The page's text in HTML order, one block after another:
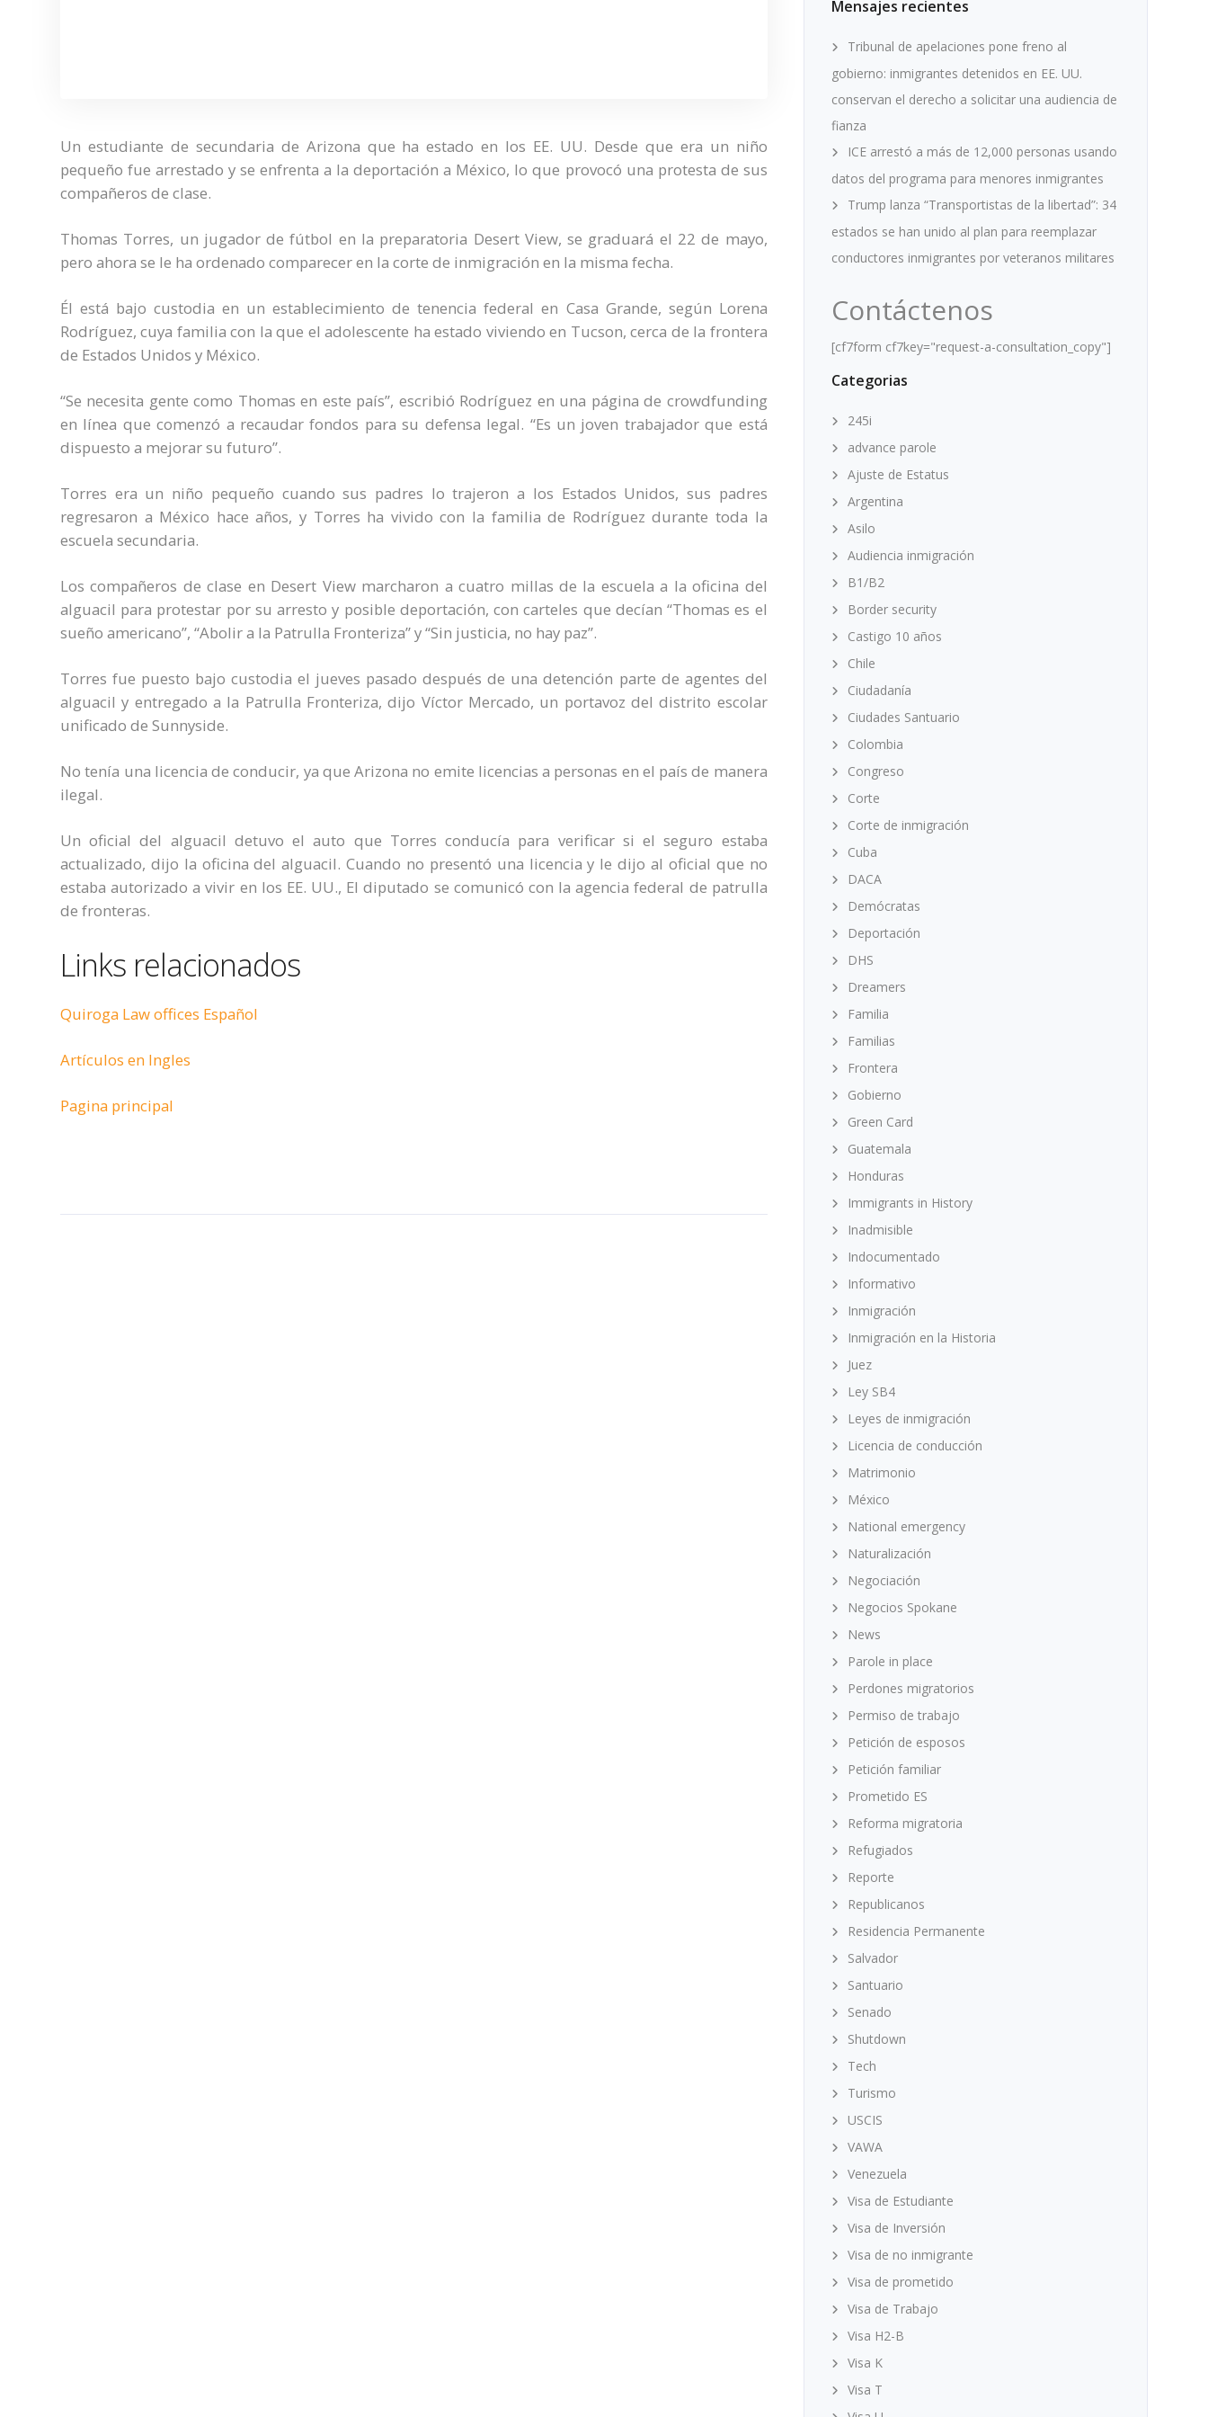
Un estudiante de secundaria de Arizona que ha estado en los EE. UU. Desde que era un niño
pequeño fue arrestado y se enfrenta a la deportación a México, lo que provocó una protesta de sus
compañeros de clase.
Thomas Torres, un jugador de fútbol en la preparatoria Desert View, se graduará el 22 de mayo,
pero ahora se le ha ordenado comparecer en la corte de inmigración en la misma fecha.
Él está bajo custodia en un establecimiento de tenencia federal en Casa Grande, según Lorena
Rodríguez, cuya familia con la que el adolescente ha estado viviendo en Tucson, cerca de la frontera
de Estados Unidos y México.
“Se necesita gente como Thomas en este país”, escribió Rodríguez en una página de crowdfunding
en línea que comenzó a recaudar fondos para su defensa legal. “Es un joven trabajador que está
dispuesto a mejorar su futuro”.
Torres era un niño pequeño cuando sus padres lo trajeron a los Estados Unidos, sus padres
regresaron a México hace años, y Torres ha vivido con la familia de Rodríguez durante toda la
escuela secundaria.
Los compañeros de clase en Desert View marcharon a cuatro millas de la escuela a la oficina del
alguacil para protestar por su arresto y posible deportación, con carteles que decían “Thomas es el
sueño americano”, “Abolir a la Patrulla Fronteriza” y “Sin justicia, no hay paz”.
Torres fue puesto bajo custodia el jueves pasado después de una detención parte de agentes del
alguacil y entregado a la Patrulla Fronteriza, dijo Víctor Mercado, un portavoz del distrito escolar
unificado de Sunnyside.
No tenía una licencia de conducir, ya que Arizona no emite licencias a personas en el país de manera
ilegal.
Un oficial del alguacil detuvo el auto que Torres conducía para verificar si el seguro estaba
actualizado, dijo la oficina del alguacil. Cuando no presentó una licencia y le dijo al oficial que no
estaba autorizado a vivir en los EE. UU., El diputado se comunicó con la agencia federal de patrulla
de fronteras.
Links relacionados
Quiroga Law offices Español
Artículos en Ingles
Pagina principal
Mensajes recientes
Tribunal de apelaciones pone freno al
gobierno: inmigrantes detenidos en EE. UU.
conservan el derecho a solicitar una audiencia de
fianza
ICE arrestó a más de 12,000 personas usando
datos del programa para menores inmigrantes
Trump lanza “Transportistas de la libertad”: 34
estados se han unido al plan para reemplazar
conductores inmigrantes por veteranos militares
Contáctenos
[cf7form cf7key="request-a-consultation_copy"]
Categorias
245i
advance parole
Ajuste de Estatus
Argentina
Asilo
Audiencia inmigración
B1/B2
Border security
Castigo 10 años
Chile
Ciudadanía
Ciudades Santuario
Colombia
Congreso
Corte
Corte de inmigración
Cuba
DACA
Demócratas
Deportación
DHS
Dreamers
Familia
Familias
Frontera
Gobierno
Green Card
Guatemala
Honduras
Immigrants in History
Inadmisible
Indocumentado
Informativo
Inmigración
Inmigración en la Historia
Juez
Ley SB4
Leyes de inmigración
Licencia de conducción
Matrimonio
México
National emergency
Naturalización
Negociación
Negocios Spokane
News
Parole in place
Perdones migratorios
Permiso de trabajo
Petición de esposos
Petición familiar
Prometido ES
Reforma migratoria
Refugiados
Reporte
Republicanos
Residencia Permanente
Salvador
Santuario
Senado
Shutdown
Tech
Turismo
USCIS
VAWA
Venezuela
Visa de Estudiante
Visa de Inversión
Visa de no inmigrante
Visa de prometido
Visa de Trabajo
Visa H2-B
Visa K
Visa T